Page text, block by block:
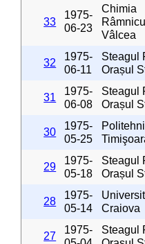
33
1975-
06-23
Chimia
Râmnicu
Vâlcea
32
1975-
06-11
Steagul
Orașul
31
1975-
06-08
Steagul
Orașul
30
1975-
05-25
29
1975-
05-18
Steagul
Orașul
28
1975-
05-14
Craiova
27
1975-
Steagul